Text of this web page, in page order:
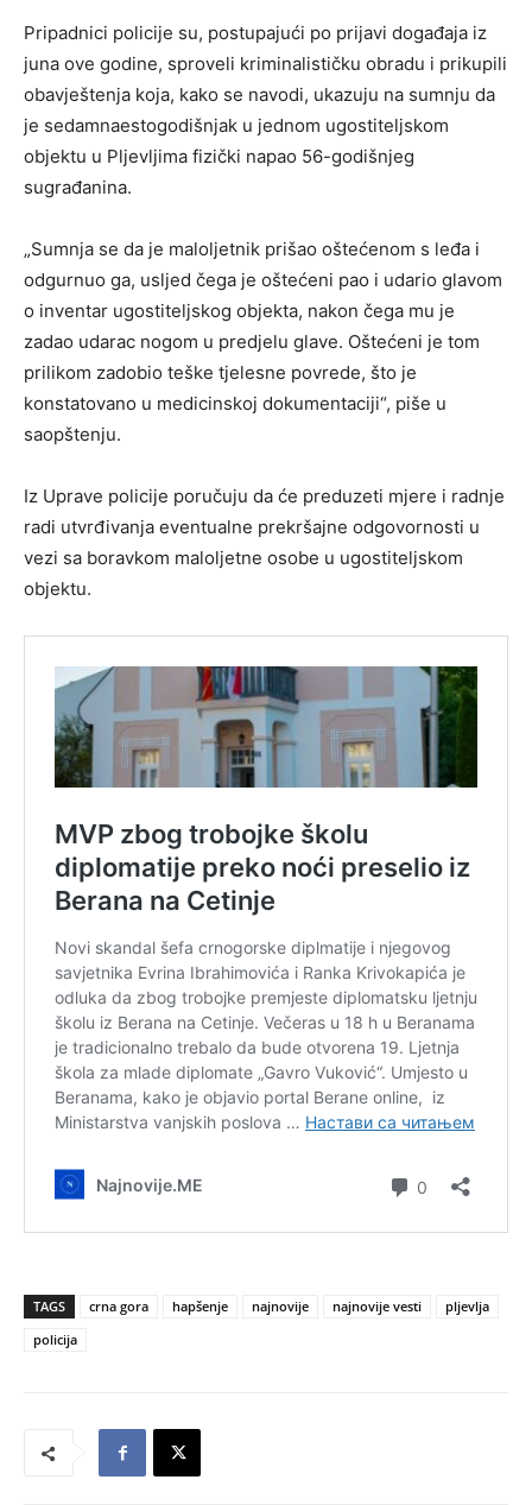
Pripadnici policije su, postupajući po prijavi događaja iz
juna ove godine, sproveli kriminalističku obradu i prikupili
obavještenja koja, kako se navodi, ukazuju na sumnju da
je sedamnaestogodišnjak u jednom ugostiteljskom
objektu u Pljevljima fizički napao 56-godišnjeg
sugrađanina.
„Sumnja se da je maloljetnik prišao oštećenom s leđa i
odgurnuo ga, usljed čega je oštećeni pao i udario glavom
o inventar ugostiteljskog objekta, nakon čega mu je
zadao udarac nogom u predjelu glave. Oštećeni je tom
prilikom zadobio teške tjelesne povrede, što je
konstatovano u medicinskoj dokumentaciji“, piše u
saopštenju.
Iz Uprave policije poručuju da će preduzeti mjere i radnje
radi utvrđivanja eventualne prekršajne odgovornosti u
vezi sa boravkom maloljetne osobe u ugostiteljskom
objektu.
TAGS crna gora hapšenje najnovije najnovije vesti
pljevlja
policija